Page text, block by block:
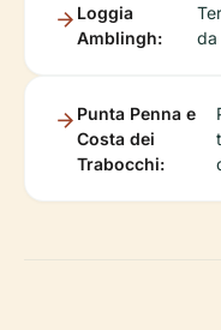
Loggia
Amblingh:
da
Punta Penna e
Costa dei
Trabocchi: